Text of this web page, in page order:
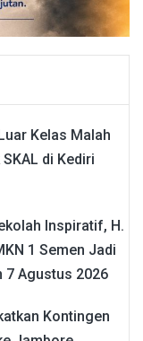
Kelas Malah
di Kediri
Inspiratif, H.
1 Semen Jadi
7 Agustus 2026
Kontingen